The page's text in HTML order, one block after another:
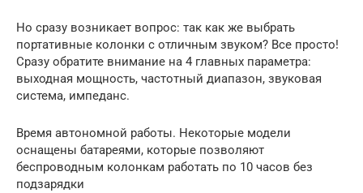
Но сразу возникает вопрос: так как же выбрать
портативные колонки с отличным звуком? Все просто!
Сразу обратите внимание на 4 главных параметра:
выходная мощность, частотный диапазон, звуковая
система, импеданс.
Время автономной работы. Некоторые модели
оснащены батареями, которые позволяют
беспроводным колонкам работать по 10 часов без
подзарядки